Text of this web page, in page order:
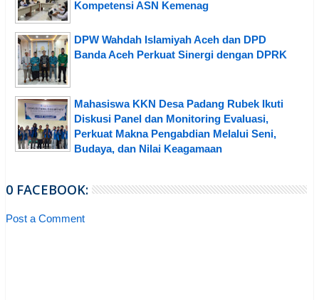
Kompetensi ASN Kemenag
DPW Wahdah Islamiyah Aceh dan DPD
Banda Aceh Perkuat Sinergi dengan DPRK
Mahasiswa KKN Desa Padang Rubek Ikuti
Diskusi Panel dan Monitoring Evaluasi,
Perkuat Makna Pengabdian Melalui Seni,
Budaya, dan Nilai Keagamaan
0 FACEBOOK:
Post a Comment